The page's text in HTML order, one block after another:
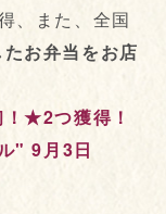
、また、全国
お弁当をお店
★2つ獲得！
" 9月3日